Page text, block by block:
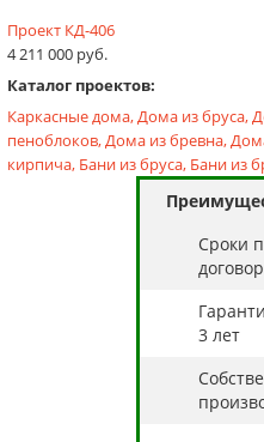
Проект КД-406
4 211 000 руб.
Каталог проектов:
Каркасные дома,Дома из бруса,
пеноблоков,Дома из бревна,
кирпича, Бани из бруса, Бани из
Cроки
3 лет